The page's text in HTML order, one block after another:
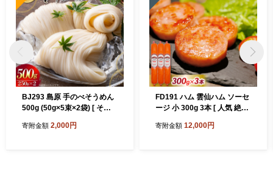
BJ293 島原 手のべそうめん
500g (50g×5束×2袋) [ そう
うめん 島原素麺 麺 乾麺 国内
寄附金額 2,000円
FD191 ハム 雲仙ハム ソーセ
ージ 小 300g 3本 [ 人気 絶品
合わせ おつまみ おかず 弁当
寄附金額 12,000円